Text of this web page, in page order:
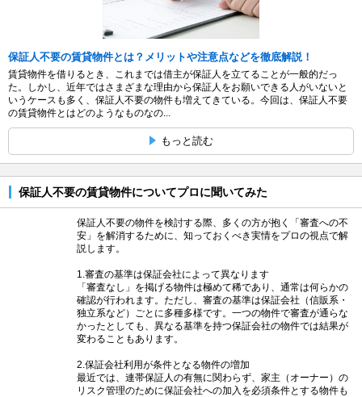
保証人不要の賃貸物件とは？メリットや注意点などを徹底解説！
賃貸物件を借りるとき、これまでは借主が保証人を立てることが一般的だっ
た。しかし、近年ではさまざまな理由から保証人をお願いできる人がいないと
いうケースも多く、保証人不要の物件も増えてきている。今回は、保証人不要
の賃貸物件とはどのようなものなの...
もっと読む
保証人不要の賃貸物件についてプロに聞いてみた
保証人不要の物件を検討する際、多くの方が抱く「審査への不
安」を解消するために、知っておくべき実情をプロの視点で解
説します。
1.審査の基準は保証会社によって異なります
「審査なし」を掲げる物件は極めて稀であり、通常は何らかの
確認が行われます。ただし、審査の基準は保証会社（信販系・
独立系など）ごとに多種多様です。一つの物件で審査が通らな
かったとしても、異なる基準を持つ保証会社の物件では結果が
変わることもあります。
2.保証会社利用が条件となる物件の増加
最近では、連帯保証人の有無に関わらず、家主（オーナー）の
リスク管理のために保証会社への加入を必須条件とする物件も